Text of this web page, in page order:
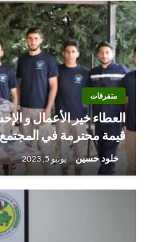
متفرقات
العطاء خير الأعمال و
قيمة محترمة في المجتمع
خلود حسين يونيو 5, 2023